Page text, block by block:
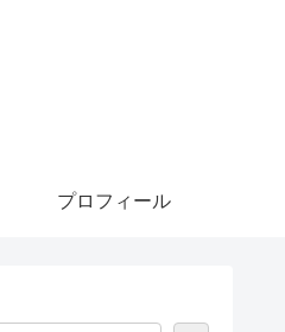
プロフィール